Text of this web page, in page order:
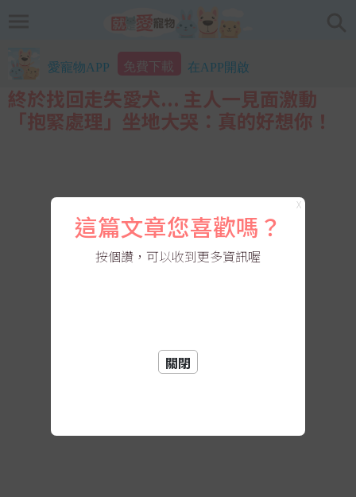
愛寵物APP 免費下載 在APP開啟
終於找回走失愛犬... 主人一見面激動
「抱緊處理」坐地大哭：真的好想你！
X
這篇文章您喜歡嗎？
按個讚，可以收到更多資訊喔
關閉